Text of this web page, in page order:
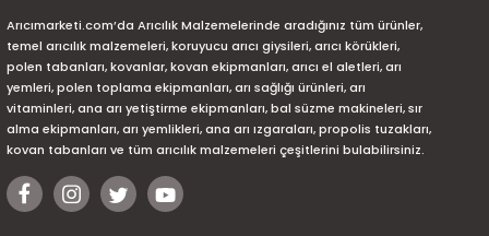
Arıcımarketi.com’da Arıcılık Malzemelerinde aradığınız tüm ürünler,
temel arıcılık malzemeleri, koruyucu arıcı giysileri, arıcı körükleri,
polen tabanları, kovanlar, kovan ekipmanları, arıcı el aletleri, arı
yemleri, polen toplama ekipmanları, arı sağlığı ürünleri, arı
vitaminleri, ana arı yetiştirme ekipmanları, bal süzme makineleri, sır
alma ekipmanları, arı yemlikleri, ana arı ızgaraları, propolis tuzakları,
kovan tabanları ve tüm arıcılık malzemeleri çeşitlerini bulabilirsiniz.